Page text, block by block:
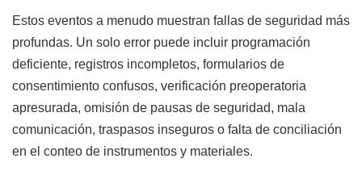
Estos eventos a menudo muestran fallas de seguridad más
profundas. Un solo error puede incluir programación
deficiente, registros incompletos, formularios de
consentimiento confusos, verificación preoperatoria
apresurada, omisión de pausas de seguridad, mala
comunicación, traspasos inseguros o falta de conciliación
en el conteo de instrumentos y materiales.